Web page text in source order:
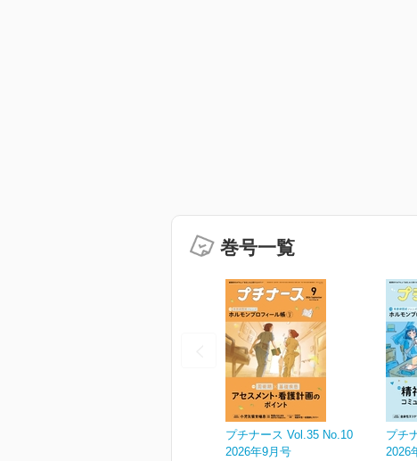
巻号一覧
プチナース Vol.35 No.10
2026年9月号
プチ
2026